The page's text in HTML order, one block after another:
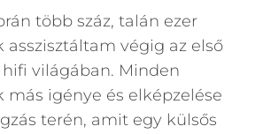
több száz, talán ezer
asszisztáltam végig az első
világában. Minden
más igénye és elképzelése
terén, amit egy külsős